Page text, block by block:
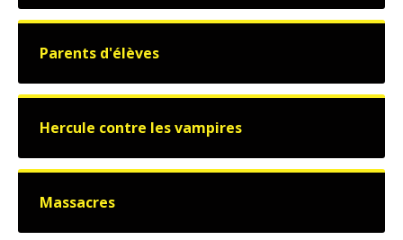
Parents d'élèves
Hercule contre les vampires
Massacres